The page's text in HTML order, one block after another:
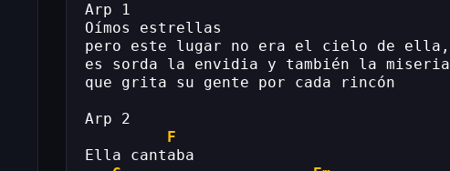
Arp 1
Oímos estrellas
pero este lugar no era el cielo de ella,
es sorda la envidia y también la miseria
que grita su gente por cada rincón
Arp 2
F
Ella cantaba